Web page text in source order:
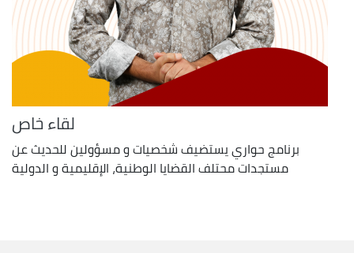
لقاء خاص
برنامج حواري يستضيف شخصيات و مسؤولين للحديث عن
مستجدات محتلف القضايا الوطنية، الإقليمية و الدولية